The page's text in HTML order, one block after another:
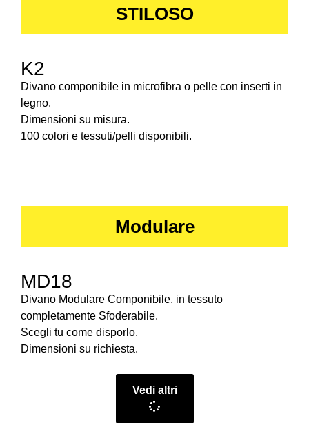
STILOSO
K2
Divano componibile in microfibra o pelle con inserti in
legno.
Dimensioni su misura.
100 colori e tessuti/pelli disponibili.
Modulare
MD18
Divano Modulare Componibile, in tessuto
completamente Sfoderabile.
Scegli tu come disporlo.
Dimensioni su richiesta.
Vedi altri